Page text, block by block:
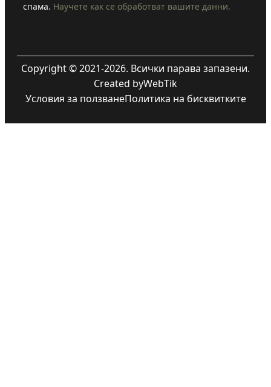
спама. Научете как се обработват вашите данни.
Copyright © 2021-2026. Всички парава запазени.
Created byWebTik
Условия за ползванеПолитика на бисквитките